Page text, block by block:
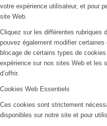
votre expérience utilisateur, et pour
site Web.
Cliquez sur les différentes rubriques
pouvez également modifier
blocage de certains types de
expérience sur nos sites Web et les
d’offrir.
Cookies Web Essentiels
Ces cookies sont strictement
disponibles sur notre site et pour